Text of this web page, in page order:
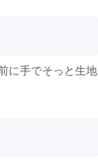
に手でそっと生地